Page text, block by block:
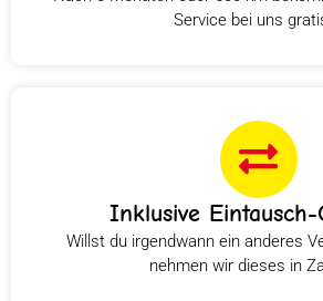
Service bei uns
Inklusive
Willst du irgendwann ein anderes
nehmen wir dieses in